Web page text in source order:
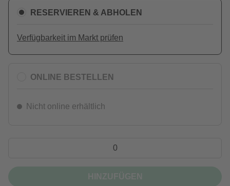
RESERVIEREN & ABHOLEN
Verfügbarkeit im Markt prüfen
ONLINE BESTELLEN
Nicht online erhältlich